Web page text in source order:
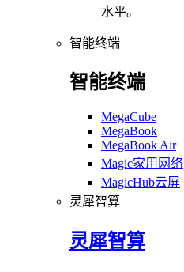
水平。
智能终端
智能终端
MegaCube
MegaBook
MegaBook Air
Magic家用网络
MagicHub云屏
灵犀智算
灵犀智算